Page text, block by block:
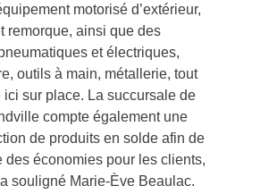
motorisé d’extérieur,
remorque, ainsi que des
et électriques,
outils à main, métallerie, tout
ici sur place. La succursale de
compte également une
de produits en solde afin de
des économies pour les clients,
souligné Marie-Ève Beaulac.